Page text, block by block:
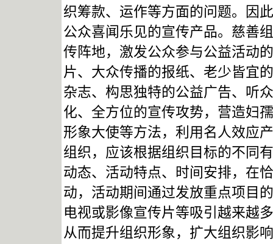
织筹款、运作等方面的问题。因
公众喜闻乐见的宣传产品。慈善
传阵地，激发公众参与公益活动
片、大众传播的报纸、老少皆宜
杂志、构思独特的公益广告、听
化、全方位的宣传攻势，营造妇
形象大使等方法，利用名人效应
组织，应该根据组织目标的不同
动态、活动特点、时间安排，在
动，活动期间通过发放重点项目
电视或影像宣传片等吸引越来越
从而提升组织形象，扩大组织影